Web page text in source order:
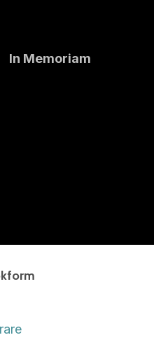
In Memoriam